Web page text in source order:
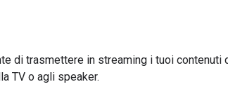
di trasmettere in streaming i tuoi
TV o agli speaker.